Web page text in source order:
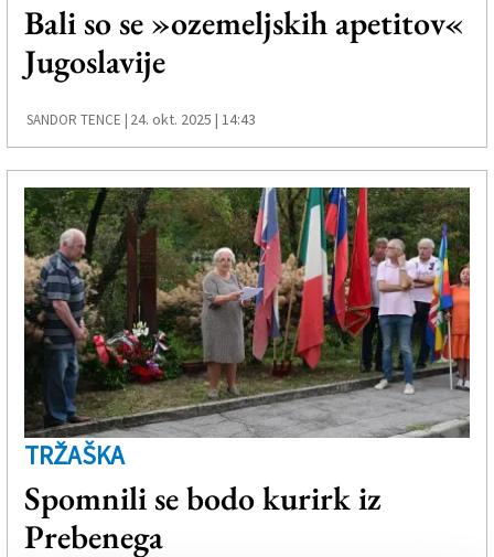
Bali so se »ozemeljskih apetitov«
Jugoslavije
SANDOR TENCE | 24. okt. 2025 | 14:43
TRŽAŠKA
Spomnili se bodo kurirk iz
Prebenega